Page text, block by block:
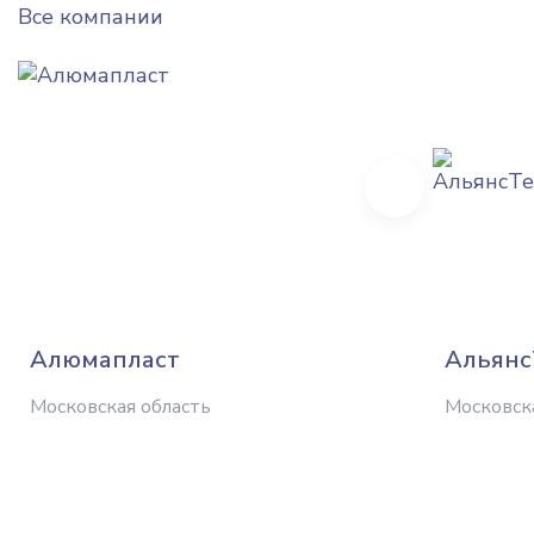
Все компании
Алюмапласт
Московская область
Next